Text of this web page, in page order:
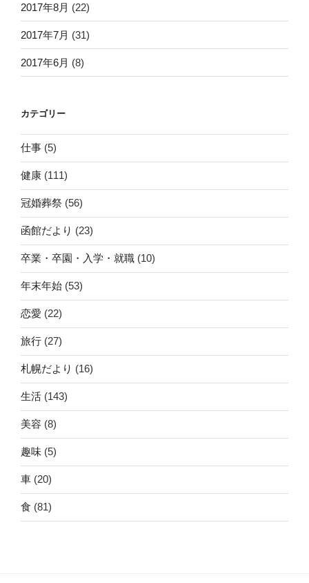
2017年8月 (22)
2017年7月 (31)
2017年6月 (8)
カテゴリー
仕事 (5)
健康 (111)
冠婚葬祭 (56)
函館だより (23)
卒業・卒園・入学・就職 (10)
年末年始 (53)
恋愛 (22)
旅行 (27)
札幌だより (16)
生活 (143)
美容 (8)
趣味 (5)
車 (20)
食 (81)